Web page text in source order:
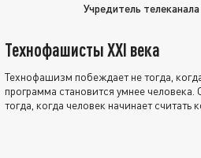
Учредитель
Технофашисты XXI века
Технофашизм побеждает не тогда,
программа становится умнее
тогда, когда человек начинает считать